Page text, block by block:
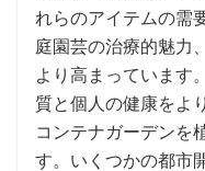
れらのアイテムの需
庭園芸の治療的魅力
より高まっています
質と個人の健康をよ
コンテナガーデンを
す。いくつかの都市